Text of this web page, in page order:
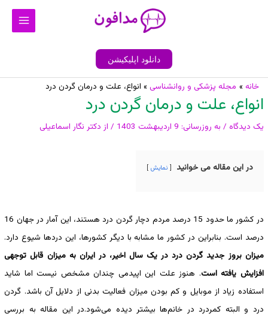
Main
دانلود اپلیکیشن
خانه مجله پزشکی و روانشناسی انواع، علت و درمان گردن درد
انواع، علت و درمان گردن درد
یک دیدگاه / به روزرسانی: / از دکتر نگار اسماعیلی
در این مقاله می خوانید نمایش
در کشور ما حدود 15 درصد مردم دچار گردن درد هستند، این آمار در جهان 16
درصد است. بنابراین در کشور ما مشابه با دیگر کشورها، این دردها شیوع دارد.
میزان بروز جدید گردن درد در یک سال اخیر، در ایران به میزان قابل توجهی
افزایش یافته است. هنوز علت این اپیدمی چندان مشخص نیست اما شاید
استفاده زیاد از موبایل و کم بودن میزان فعالیت بدنی از دلایل آن باشد. گردن
درد و البته کمردرد در خانم‌ها بیشتر دیده می‌شود.در این مقاله به بررسی
پیمایش
نوشته